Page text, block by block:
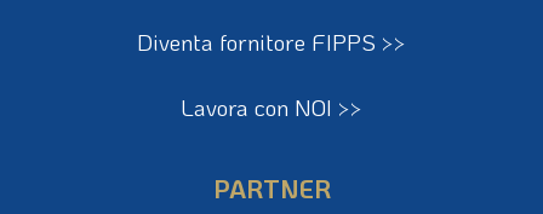
Diventa fornitore FIPPS >>
Lavora con NOI >>
PARTNER